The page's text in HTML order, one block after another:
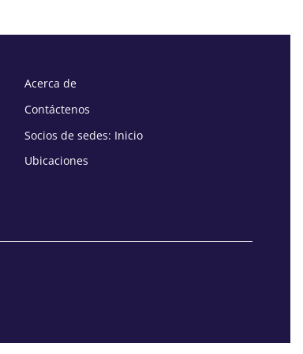
Acerca de
Contáctenos
Socios de sedes: Inicio
Ubicaciones